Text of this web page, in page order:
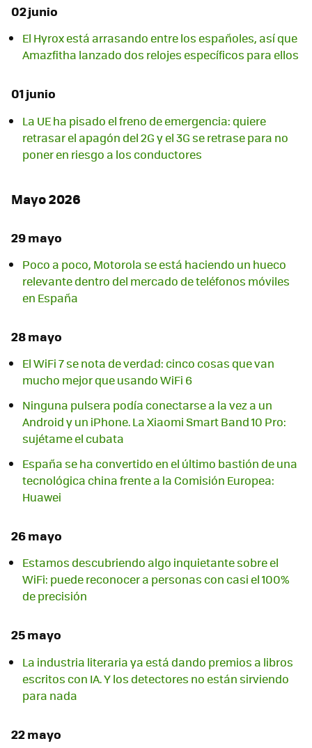
02 junio
El Hyrox está arrasando entre los españoles, así que
Amazfitha lanzado dos relojes específicos para ellos
01 junio
La UE ha pisado el freno de emergencia: quiere
retrasar el apagón del 2G y el 3G se retrase para no
poner en riesgo a los conductores
Mayo 2026
29 mayo
Poco a poco, Motorola se está haciendo un hueco
relevante dentro del mercado de teléfonos móviles
en España
28 mayo
El WiFi 7 se nota de verdad: cinco cosas que van
mucho mejor que usando WiFi 6
Ninguna pulsera podía conectarse a la vez a un
Android y un iPhone. La Xiaomi Smart Band 10 Pro:
sujétame el cubata
España se ha convertido en el último bastión de una
tecnológica china frente a la Comisión Europea:
Huawei
26 mayo
Estamos descubriendo algo inquietante sobre el
WiFi: puede reconocer a personas con casi el 100%
de precisión
25 mayo
La industria literaria ya está dando premios a libros
escritos con IA. Y los detectores no están sirviendo
para nada
22 mayo